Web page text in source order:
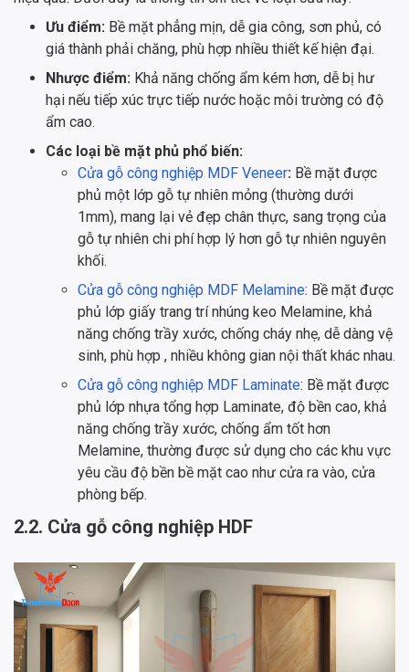
Ưu điểm: Bề mặt phẳng mịn, dễ gia công, sơn phủ, có
giá thành phải chăng, phù hợp nhiều thiết kế hiện đại.
Nhược điểm: Khả năng chống ẩm kém hơn, dễ bị hư
hại nếu tiếp xúc trực tiếp nước hoặc môi trường có độ
ẩm cao.
Các loại bề mặt phủ phổ biến:
Cửa gỗ công nghiệp MDF Veneer: Bề mặt được
phủ một lớp gỗ tự nhiên mỏng (thường dưới
1mm), mang lại vẻ đẹp chân thực, sang trọng của
gỗ tự nhiên chi phí hợp lý hơn gỗ tự nhiên nguyên
khối.
Cửa gỗ công nghiệp MDF Melamine: Bề mặt được
phủ lớp giấy trang trí nhúng keo Melamine, khả
năng chống trầy xước, chống cháy nhẹ, dễ dàng vệ
sinh, phù hợp , nhiều không gian nội thất khác nhau.
Cửa gỗ công nghiệp MDF Laminate: Bề mặt được
phủ lớp nhựa tổng hợp Laminate, độ bền cao, khả
năng chống trầy xước, chống ẩm tốt hơn
Melamine, thường được sử dụng cho các khu vực
yêu cầu độ bền bề mặt cao như cửa ra vào, cửa
phòng bếp.
2.2. Cửa gỗ công nghiệp HDF